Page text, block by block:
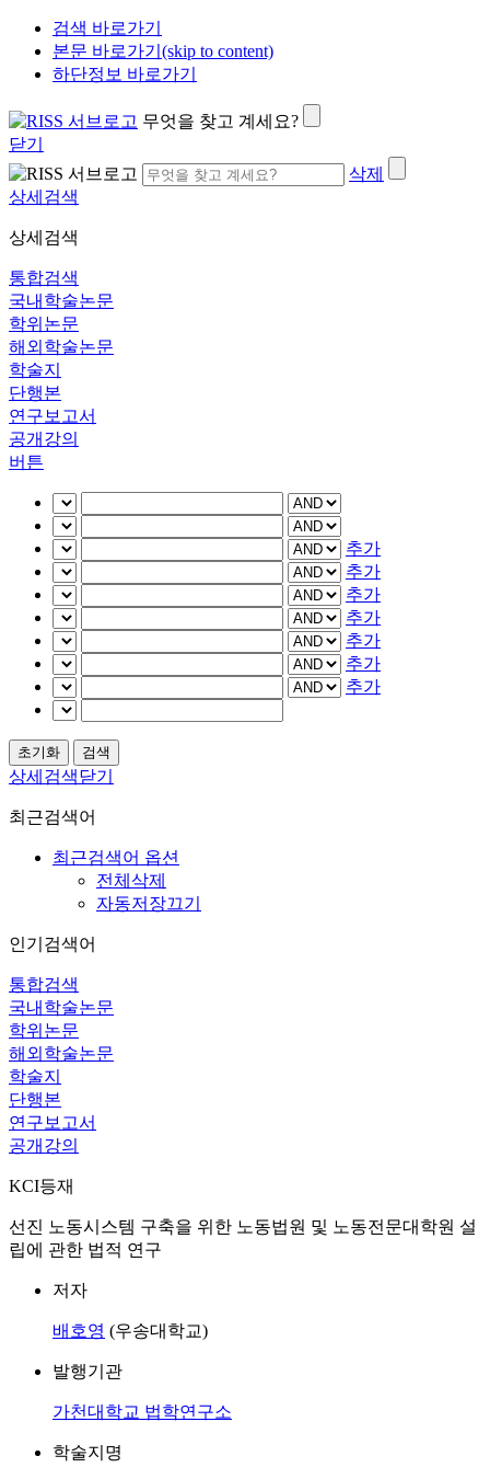
검색 바로가기
본문 바로가기(skip to content)
하단정보 바로가기
무엇을 찾고 계세요?
닫기
삭제
상세검색
상세검색
통합검색
국내학술논문
학위논문
해외학술논문
학술지
단행본
연구보고서
공개강의
버튼
추가
추가
추가
추가
추가
추가
추가
상세검색닫기
최근검색어
최근검색어 옵션
전체삭제
자동저장끄기
인기검색어
통합검색
국내학술논문
학위논문
해외학술논문
학술지
단행본
연구보고서
공개강의
KCI등재
선진 노동시스템 구축을 위한 노동법원 및 노동전문대학원 설
립에 관한 법적 연구
저자
배호영 (우송대학교)
발행기관
가천대학교 법학연구소
학술지명